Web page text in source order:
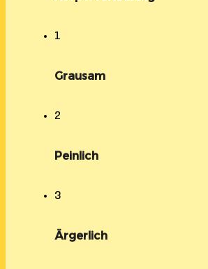
1
Grausam
2
Peinlich
3
Ärgerlich